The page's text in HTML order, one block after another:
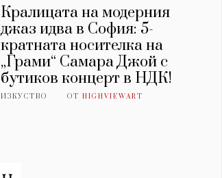
Кралицата на модерния
джаз идва в София: 5-
кратната носителка на
„Грами“ Самара Джой с
бутиков концерт в НДК!
ИЗКУСТВО ОТHIGHVIEWART